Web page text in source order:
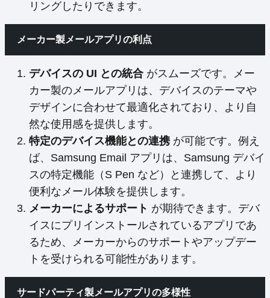
リングしたりできます。
メーカー製メールアプリの利点
デバイスの UI との統合 がスムーズです。メー
カー製のメールアプリは、デバイスのテーマや
デザインに合わせて最適化されており、より自
然な使用感を提供します。
特定のデバイス機能との連携が可能です。例え
ば、Samsung Email アプリは、Samsung デバイ
スの特定機能（S Pen など）と連携して、より
便利なメール体験を提供します。
メーカーによるサポート が期待できます。デバ
イスにプリインストールされているアプリであ
るため、メーカーからのサポートやアップデー
トを受けられる可能性があります。
サードパーティ製メールアプリの多様性